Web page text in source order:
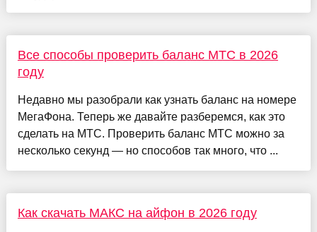
Все способы проверить баланс МТС в 2026
году
Недавно мы разобрали как узнать баланс на номере
МегаФона. Теперь же давайте разберемся, как это
сделать на МТС. Проверить баланс МТС можно за
несколько секунд — но способов так много, что ...
Как скачать МАКС на айфон в 2026 году